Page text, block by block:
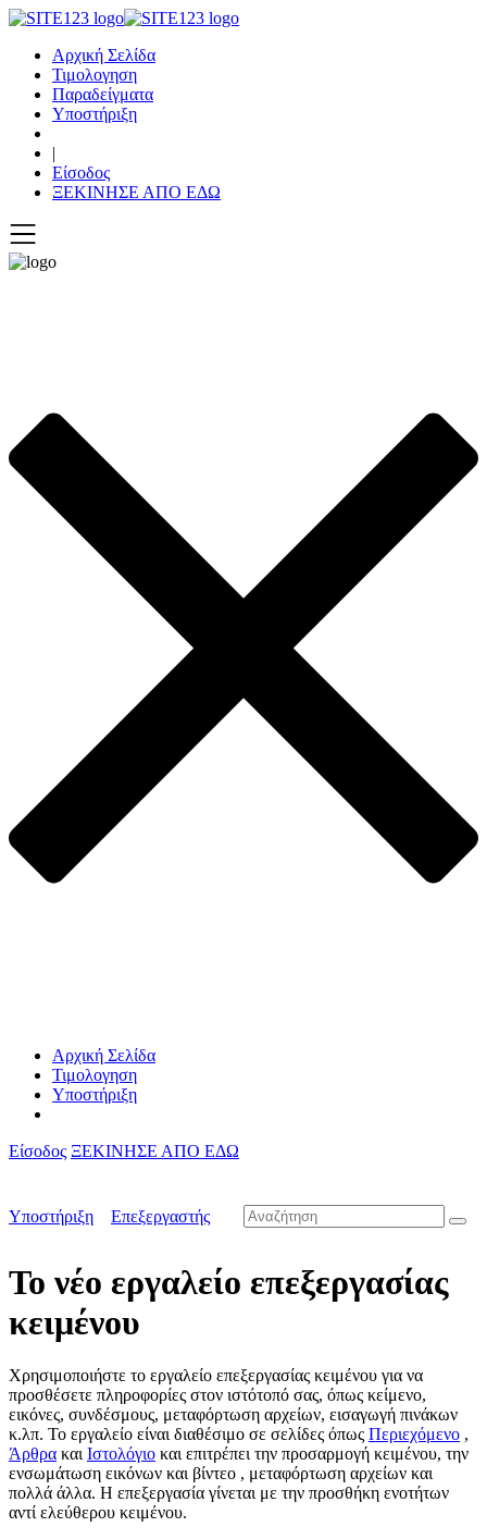
Αρχική Σελίδα
Τιμολογηση
Παραδείγματα
Υποστήριξη
|
Είσοδος
ΞΕΚΙΝΗΣΕ ΑΠΟ ΕΔΩ
Αρχική Σελίδα
Τιμολογηση
Υποστήριξη
Είσοδος ΞΕΚΙΝΗΣΕ ΑΠΟ ΕΔΩ
Υποστήριξη Επεξεργαστής
Το νέο εργαλείο επεξεργασίας
κειμένου
Χρησιμοποιήστε το εργαλείο επεξεργασίας κειμένου για να
προσθέσετε πληροφορίες στον ιστότοπό σας, όπως κείμενο,
εικόνες, συνδέσμους, μεταφόρτωση αρχείων, εισαγωγή πινάκων
κ.λπ. Το εργαλείο είναι διαθέσιμο σε σελίδες όπως Περιεχόμενο ,
Άρθρα και Ιστολόγιο και επιτρέπει την προσαρμογή κειμένου, την
ενσωμάτωση εικόνων και βίντεο , μεταφόρτωση αρχείων και
πολλά άλλα. Η επεξεργασία γίνεται με την προσθήκη ενοτήτων
αντί ελεύθερου κειμένου.